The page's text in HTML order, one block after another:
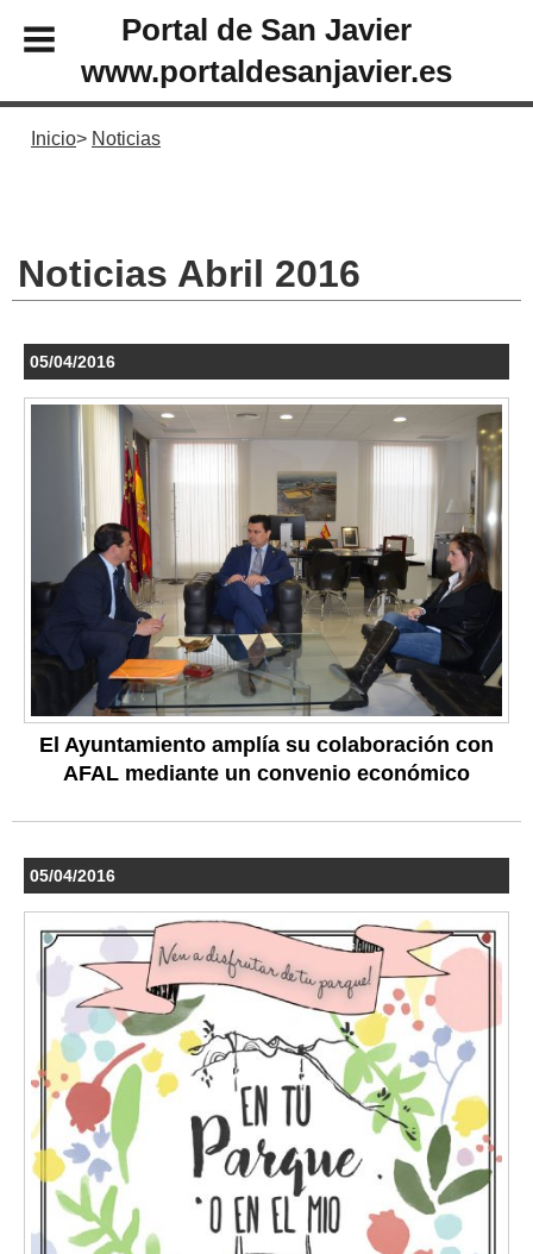
Portal de San Javier
www.portaldesanjavier.es
Inicio Noticias
Noticias Abril 2016
05/04/2016
El Ayuntamiento amplía su colaboración con
AFAL mediante un convenio económico
05/04/2016